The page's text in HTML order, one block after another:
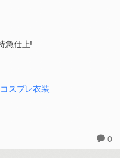
急仕上!
スプレ衣装
0